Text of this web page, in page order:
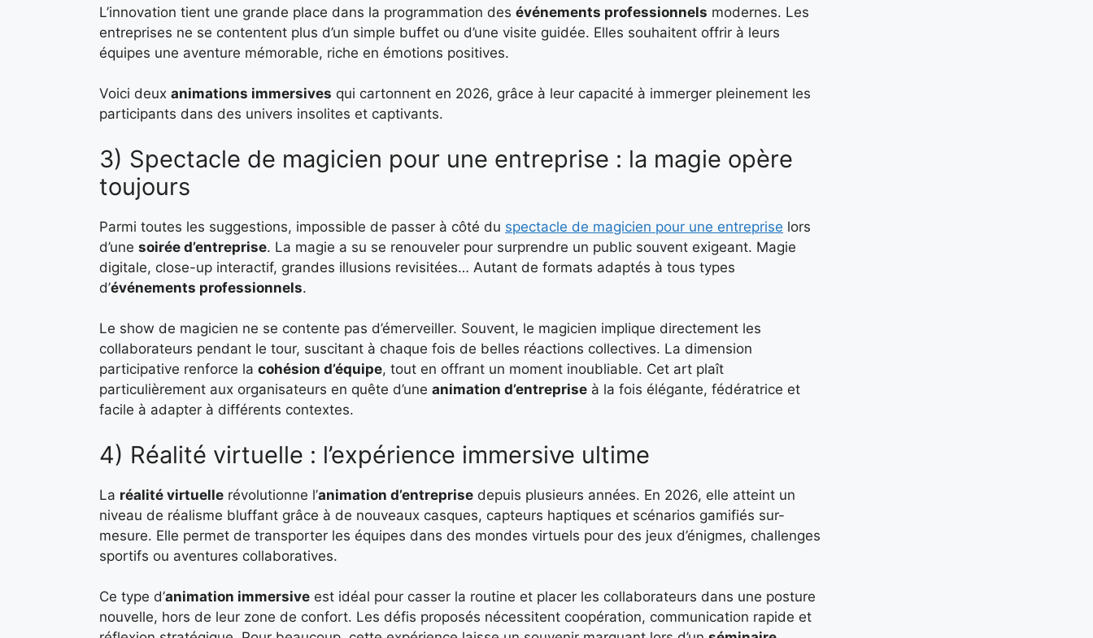
L’innovation tient une grande place dans la programmation des événements professionnels modernes. Les
entreprises ne se contentent plus d’un simple buffet ou d’une visite guidée. Elles souhaitent offrir à leurs
équipes une aventure mémorable, riche en émotions positives.
Voici deux animations immersives qui cartonnent en 2026, grâce à leur capacité à immerger pleinement les
participants dans des univers insolites et captivants.
3) Spectacle de magicien pour une entreprise : la magie opère
toujours
Parmi toutes les suggestions, impossible de passer à côté du spectacle de magicien pour une entreprise lors
d’une soirée d’entreprise. La magie a su se renouveler pour surprendre un public souvent exigeant. Magie
digitale, close-up interactif, grandes illusions revisitées… Autant de formats adaptés à tous types
d’événements professionnels.
Le show de magicien ne se contente pas d’émerveiller. Souvent, le magicien implique directement les
collaborateurs pendant le tour, suscitant à chaque fois de belles réactions collectives. La dimension
participative renforce la cohésion d’équipe, tout en offrant un moment inoubliable. Cet art plaît
particulièrement aux organisateurs en quête d’une animation d’entreprise à la fois élégante, fédératrice et
facile à adapter à différents contextes.
4) Réalité virtuelle : l’expérience immersive ultime
La réalité virtuelle révolutionne l’animation d’entreprise depuis plusieurs années. En 2026, elle atteint un
niveau de réalisme bluffant grâce à de nouveaux casques, capteurs haptiques et scénarios gamifiés sur-
mesure. Elle permet de transporter les équipes dans des mondes virtuels pour des jeux d’énigmes, challenges
sportifs ou aventures collaboratives.
Ce type d’animation immersive est idéal pour casser la routine et placer les collaborateurs dans une posture
nouvelle, hors de leur zone de confort. Les défis proposés nécessitent coopération, communication rapide et